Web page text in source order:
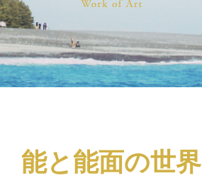
能と能面の世界